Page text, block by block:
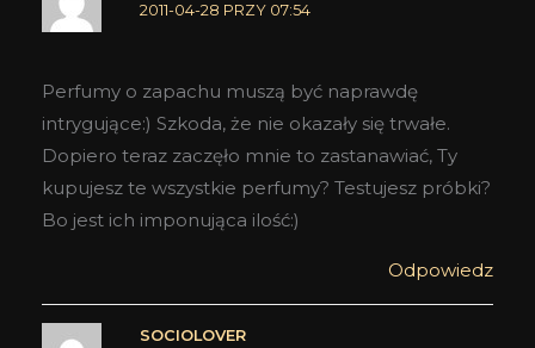
2011-04-28 PRZY 07:54
Perfumy o zapachu muszą być naprawdę
intrygujące:) Szkoda, że nie okazały się trwałe.
Dopiero teraz zaczęło mnie to zastanawiać, Ty
kupujesz te wszystkie perfumy? Testujesz próbki?
Bo jest ich imponująca ilość:)
Odpowiedz
SOCIOLOVER